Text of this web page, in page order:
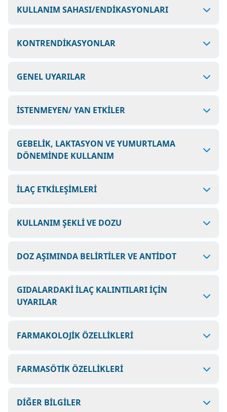
KULLANIM SAHASI/ENDİKASYONLARI
KONTRENDİKASYONLAR
GENEL UYARILAR
İSTENMEYEN/ YAN ETKİLER
GEBELİK, LAKTASYON VE YUMURTLAMA
DÖNEMİNDE KULLANIM
İLAÇ ETKİLEŞİMLERİ
KULLANIM ŞEKLİ VE DOZU
DOZ AŞIMINDA BELİRTİLER VE ANTİDOT
GIDALARDAKİ İLAÇ KALINTILARI İÇİN
UYARILAR
FARMAKOLOJİK ÖZELLİKLERİ
FARMASÖTİK ÖZELLİKLERİ
DİĞER BİLGİLER